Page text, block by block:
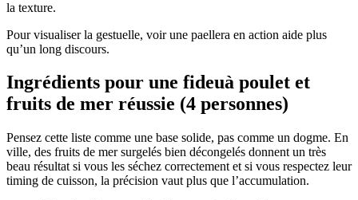
la texture.
Pour visualiser la gestuelle, voir une paellera en action aide plus
qu’un long discours.
Ingrédients pour une fideuà poulet et
fruits de mer réussie (4 personnes)
Pensez cette liste comme une base solide, pas comme un dogme. En
ville, des fruits de mer surgelés bien décongelés donnent un très
beau résultat si vous les séchez correctement et si vous respectez leur
timing de cuisson, la précision vaut plus que l’accumulation.